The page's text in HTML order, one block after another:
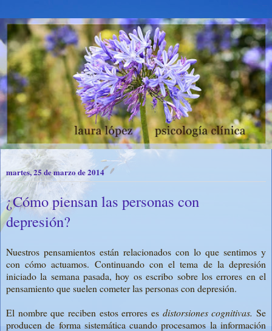
martes, 25 de marzo de 2014
¿Cómo piensan las personas con
depresión?
Nuestros pensamientos están relacionados con lo que sentimos y
con cómo actuamos. Continuando con el tema de la depresión
iniciado la semana pasada, hoy os escribo sobre los errores en el
pensamiento que suelen cometer las personas con depresión.
El nombre que reciben estos errores es distorsiones cognitivas.Se
producen de forma sistemática cuando procesamos la información